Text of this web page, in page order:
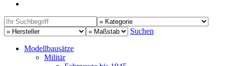
Suchen
Modellbausätze
Militär